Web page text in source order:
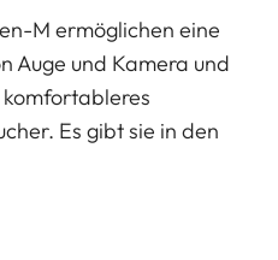
M ermöglichen eine
Auge und Kamera und
Es gibt sie in den
der Leica M
eingestellt ist,